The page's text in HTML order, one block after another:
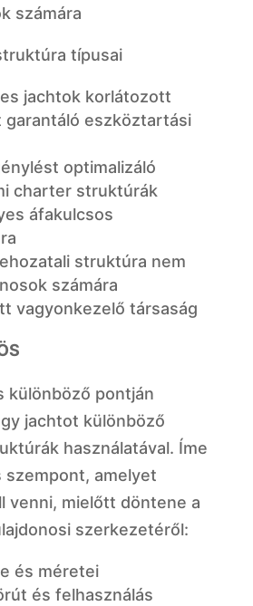
számára
típusai
jachtok korlátozott
eszköztartási
optimalizáló
charter struktúrák
áfakulcsos
struktúra nem
számára
vagyonkezelő társaság
különböző pontján
jachtot különböző
használatával. Íme
amelyet
venni, mielőtt döntene a
szerkezetéről:
és méretei
és felhasználás